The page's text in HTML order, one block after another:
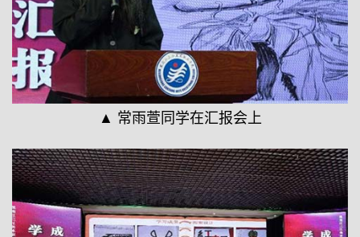
▲ 常雨萱同学在汇报会上